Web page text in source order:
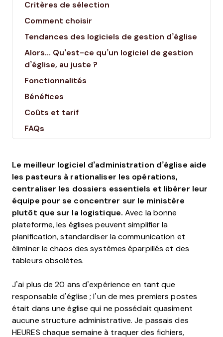
Critères de sélection
Comment choisir
Tendances des logiciels de gestion d’église
Alors… Qu’est-ce qu’un logiciel de gestion
d’église, au juste ?
Fonctionnalités
Bénéfices
Coûts et tarif
FAQs
Le meilleur logiciel d’administration d’église aide
les pasteurs à rationaliser les opérations,
centraliser les dossiers essentiels et libérer leur
équipe pour se concentrer sur le ministère
plutôt que sur la logistique. Avec la bonne
plateforme, les églises peuvent simplifier la
planification, standardiser la communication et
éliminer le chaos des systèmes éparpillés et des
tableurs obsolètes.
J’ai plus de 20 ans d’expérience en tant que
responsable d’église ; l’un de mes premiers postes
était dans une église qui ne possédait quasiment
aucune structure administrative. Je passais des
HEURES chaque semaine à traquer des fichiers,